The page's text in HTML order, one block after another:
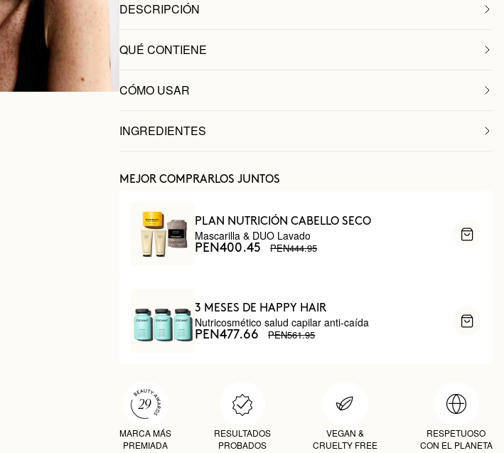
DESCRIPCIÓN
QUÉ CONTIENE
CÓMO USAR
INGREDIENTES
MEJOR COMPRARLOS JUNTOS
PLAN NUTRICIÓN CABELLO SECO
Mascarilla & DUO Lavado
PEN400.45 PEN444.95
3 MESES DE HAPPY HAIR
Nutricosmético salud capilar anti-caída
PEN477.66 PEN561.95
MARCA MÁS
PREMIADA
RESULTADOS
PROBADOS
VEGAN &
CRUELTY FREE
RESPETUOSO
CON EL PLANETA